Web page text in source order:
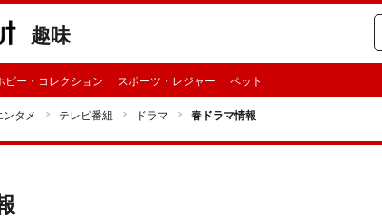
趣味
ビー・コレクション スポーツ・レジャー ペット
ンタメ テレビ番組 ドラマ 春ドラマ情報